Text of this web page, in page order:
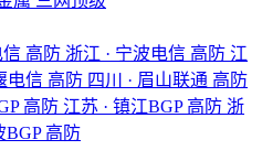
信 高防 浙江 · 宁波电信 高防 江
电信 高防 四川 · 眉山联通 高防
高防 江苏 · 镇江BGP 高防 浙
BGP 高防